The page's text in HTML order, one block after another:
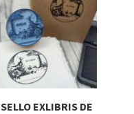
SELLO EXLIBRIS DE